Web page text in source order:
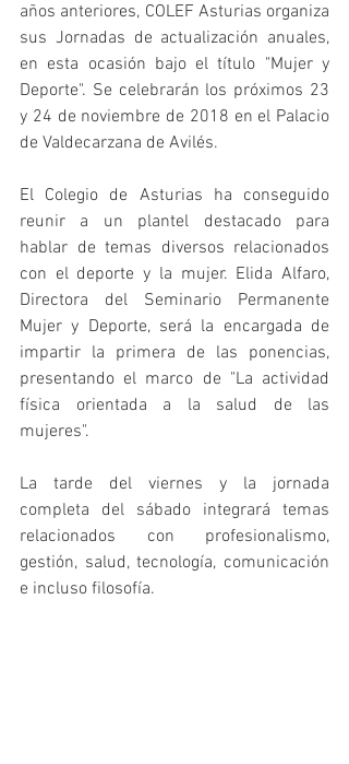
años anteriores, COLEF Asturias organiza
sus Jornadas de actualización anuales,
en esta ocasión bajo el título "Mujer y
Deporte". Se celebrarán los próximos 23
y 24 de noviembre de 2018 en el Palacio
de Valdecarzana de Avilés.
El Colegio de Asturias ha conseguido
reunir a un plantel destacado para
hablar de temas diversos relacionados
con el deporte y la mujer. Elida Alfaro,
Directora del Seminario Permanente
Mujer y Deporte, será la encargada de
impartir la primera de las ponencias,
presentando el marco de "La actividad
física orientada a la salud de las
mujeres".
La tarde del viernes y la jornada
completa del sábado integrará temas
relacionados con profesionalismo,
gestión, salud, tecnología, comunicación
e incluso filosofía.